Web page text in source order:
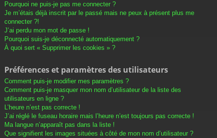
Pourquoi ne puis-je pas me connecter ?
Je m’étais déjà inscrit par le passé mais ne peux à présent plus me
connecter ?!
J’ai perdu mon mot de passe !
Pourquoi suis-je déconnecté automatiquement ?
À quoi sert « Supprimer les cookies » ?
Préférences et paramètres des utilisateurs
Comment puis-je modifier mes paramètres ?
Comment puis-je masquer mon nom d’utilisateur de la liste des
utilisateurs en ligne ?
L’heure n’est pas correcte !
J’ai réglé le fuseau horaire mais l’heure n’est toujours pas correcte !
Ma langue n’apparaît pas dans la liste !
Que signifient les images situées à côté de mon nom d’utilisateur ?